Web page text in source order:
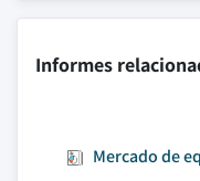
Informes
Mercado de